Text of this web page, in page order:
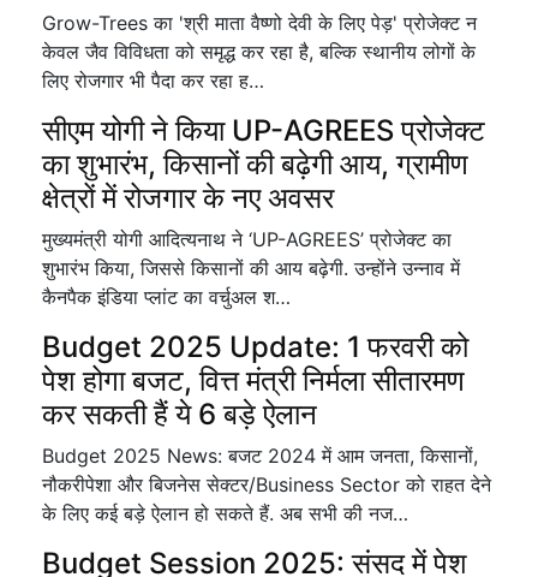
Grow-Trees का 'श्री माता वैष्णो देवी के लिए पेड़' प्रोजेक्ट न
केवल जैव विविधता को समृद्ध कर रहा है, बल्कि स्थानीय लोगों के
लिए रोजगार भी पैदा कर रहा ह…
सीएम योगी ने किया UP-AGREES प्रोजेक्ट
का शुभारंभ, किसानों की बढ़ेगी आय, ग्रामीण
क्षेत्रों में रोजगार के नए अवसर
मुख्यमंत्री योगी आदित्यनाथ ने ‘UP-AGREES’ प्रोजेक्ट का
शुभारंभ किया, जिससे किसानों की आय बढ़ेगी. उन्होंने उन्नाव में
कैनपैक इंडिया प्लांट का वर्चुअल श…
Budget 2025 Update: 1 फरवरी को
पेश होगा बजट, वित्त मंत्री निर्मला सीतारमण
कर सकती हैं ये 6 बड़े ऐलान
Budget 2025 News: बजट 2024 में आम जनता, किसानों,
नौकरीपेशा और बिजनेस सेक्टर/Business Sector को राहत देने
के लिए कई बड़े ऐलान हो सकते हैं. अब सभी की नज…
Budget Session 2025: संसद में पेश